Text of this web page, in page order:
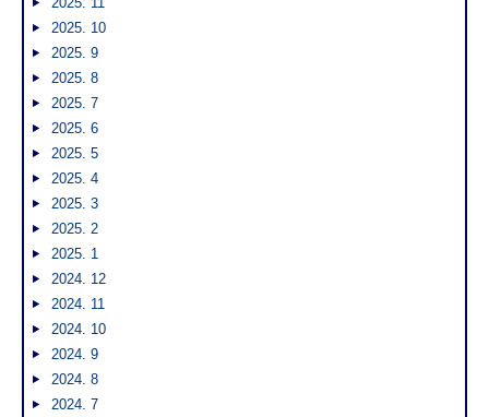
2025. 10
2025. 9
2025. 8
2025. 7
2025. 6
2025. 5
2025. 4
2025. 3
2025. 2
2025. 1
2024. 12
2024. 11
2024. 10
2024. 9
2024. 8
2024. 7